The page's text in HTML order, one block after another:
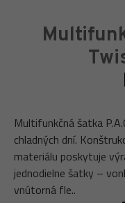
Multifunkčná šatka
chladných dní.
materiálu poskytuje
jednodielne šatky –
vnútorná fle..